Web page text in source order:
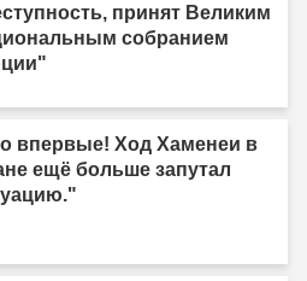
принят Великим
собранием
впервые! Ход Хаменеи в
ещё больше запутал